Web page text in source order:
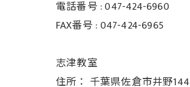
電話番号 :047-424-6960
FAX番号 : 047-424-6965
志津教室
住所： 千葉県佐倉市井野